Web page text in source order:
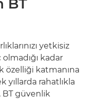
BT
yetkisiz
kadar
özelliği katmanına
yıllarda rahatlıkla
BT güvenlik